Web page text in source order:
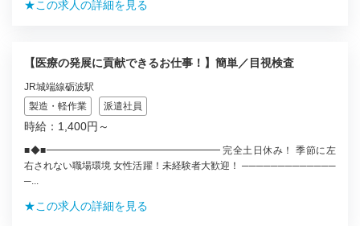
★この求人の詳細を見る
【医療の発展に貢献できるお仕事！】簡単／目視検査
JR城端線砺波駅
製造・軽作業
派遣社員
時給：1,400円～
■◆■━━━━━━━━━━━━━━━━━━ 完全土日休み！ 季節に左
右されない職場環境 女性活躍！未経験者大歓迎！ ─────────────
─...
★この求人の詳細を見る